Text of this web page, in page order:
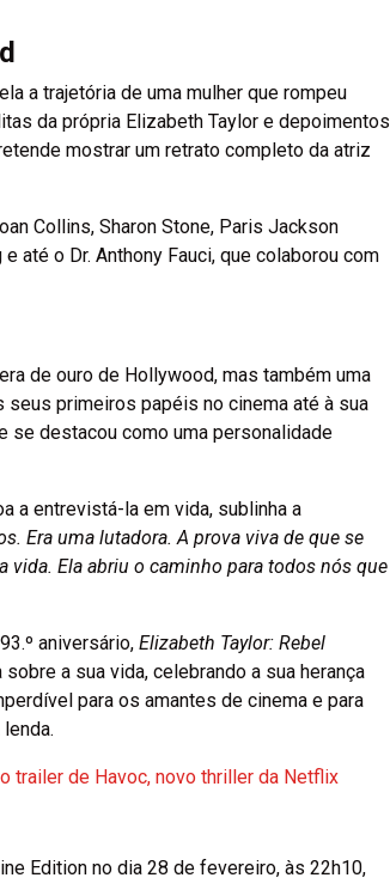
a trajetória de uma mulher que rompeu
da própria Elizabeth Taylor e depoimentos
mostrar um retrato completo da atriz
Collins, Sharon Stone, Paris Jackson
até o Dr. Anthony Fauci, que colaborou com
de ouro de Hollywood, mas também uma
primeiros papéis no cinema até à sua
se destacou como uma personalidade
a entrevistá-la em vida, sublinha a
Era uma lutadora. A prova viva de que se
vida. Ela abriu o caminho para todos nós que
aniversário, Elizabeth Taylor: Rebel
a sua vida, celebrando a sua herança
para os amantes de cinema e para
trailer de Havoc, novo thriller da Netflix
Edition no dia 28 de fevereiro, às 22h10,